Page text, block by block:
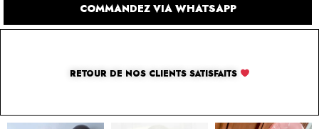
COMMANDEZ VIA WHATSAPP
RETOUR DE NOS CLIENTS SATISFAITS